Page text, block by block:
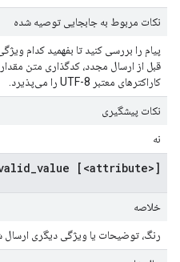
نکات مربوط به جابجایی توصیه شده
پیام را بررسی کنید تا بفهمید کدام
کاراکترهای معتبر UTF-8 را می‌پذیرد.
نکات پیشگیری
نه
[<attribute>] invalid_value
خلاصه
رنگ، توضیحات یا ویژگی دیگری ارسال